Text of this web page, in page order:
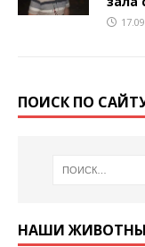
ПОИСК ПО
НАШИ